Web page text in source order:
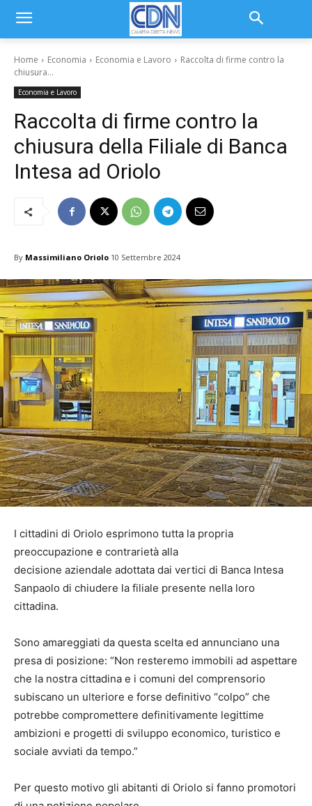
Home Economia Economia e Lavoro
Raccolta di firme contro la
chiusura...
Economia e Lavoro
Raccolta di firme contro la
chiusura della Filiale di Banca
Intesa ad Oriolo
By Massimiliano Oriolo 10 Settembre 2024
I cittadini di Oriolo esprimono tutta la propria
preoccupazione e contrarietà alla
decisione aziendale adottata dai vertici di Banca Intesa
Sanpaolo di chiudere la filiale presente nella loro
cittadina.
Sono amareggiati da questa scelta ed annunciano una
presa di posizione: “Non resteremo immobili ad aspettare
che la nostra cittadina e i comuni del comprensorio
subiscano un ulteriore e forse definitivo “colpo” che
potrebbe compromettere definitivamente legittime
ambizioni e progetti di sviluppo economico, turistico e
sociale avviati da tempo.”
Per questo motivo gli abitanti di Oriolo si fanno promotori